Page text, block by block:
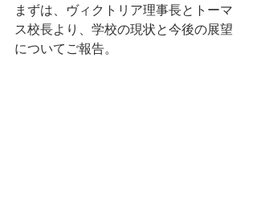
まずは、ヴィクトリア理事長とトーマ
ス校長より、学校の現状と今後の展望
についてご報告。